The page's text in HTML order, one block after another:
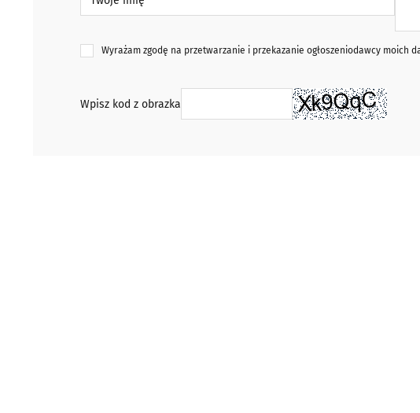
Wyrażam zgodę na przetwarzanie i przekazanie ogłoszeniodawcy
Wpisz kod z obrazka